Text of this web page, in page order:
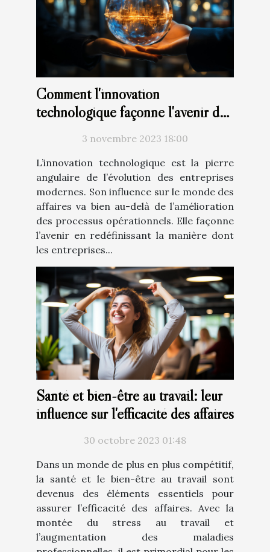
Comment l'innovation
technologique façonne l'avenir des
3 novembre 2023 18:00
L’innovation technologique est la pierre
angulaire de l’évolution des entreprises
modernes. Son influence sur le monde des
affaires va bien au-delà de l’amélioration
des processus opérationnels. Elle façonne
l’avenir en redéfinissant la manière dont
les entreprises...
Santé et bien-être au travail: leur
influence sur l'efficacité des affaires
30 octobre 2023 01:48
Dans un monde de plus en plus compétitif,
la santé et le bien-être au travail sont
devenus des éléments essentiels pour
assurer l’efficacité des affaires. Avec la
montée du stress au travail et
l’augmentation des maladies